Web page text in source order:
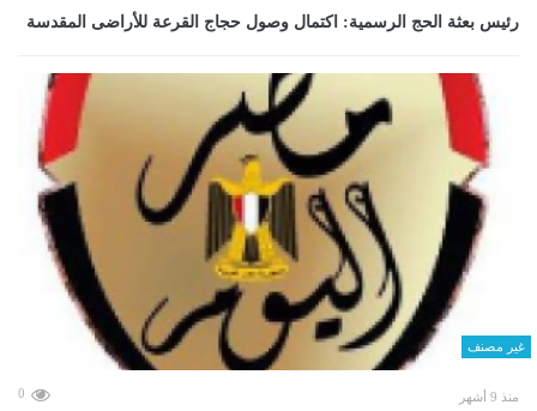
رئيس بعثة الحج الرسمية: اكتمال وصول حجاج القرعة للأراضى المقدسة
غير مصنف
منذ 9 أشهر 0